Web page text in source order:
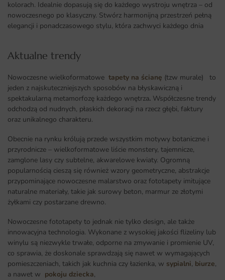
kolorach. Idealnie dopasują się do każdego wystroju wnętrza – od
nowoczesnego po klasyczny. Stwórz harmonijną przestrzeń pełną
elegancji i ponadczasowego stylu, która zachwyci każdego dnia
Aktualne trendy​
Nowoczesne wielkoformatowe tapety na ścianę (tzw murale) to
jeden z najskuteczniejszych sposobów na błyskawiczną i
spektakularną metamorfozę każdego wnętrza. Współczesne trendy
odchodzą od nudnych, płaskich dekoracji na rzecz głębi, faktury
oraz unikalnego charakteru.
Obecnie na rynku królują przede wszystkim motywy botaniczne i
przyrodnicze – wielkoformatowe liście monstery, tajemnicze,
zamglone lasy czy subtelne, akwarelowe kwiaty. Ogromną
popularnością cieszą się również wzory geometryczne, abstrakcje
przypominające nowoczesne malarstwo oraz fototapety imitujące
naturalne materiały, takie jak surowy beton, marmur ze złotymi
żyłkami czy postarzane drewno.
Nowoczesne fototapety to jednak nie tylko design, ale także
innowacyjna technologia. Wykonane z wysokiej jakości flizeliny lub
winylu są niezwykle trwałe, odporne na zmywanie i promienie UV,
co sprawia, że doskonale sprawdzają się nawet w wymagających
pomieszczeniach, takich jak kuchnia czy łazienka, w sypialni, biurze,
a nawet w pokoju dziecka,